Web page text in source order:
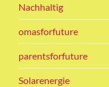
Nachhaltig
omasforfuture
parentsforfuture
Solarenergie